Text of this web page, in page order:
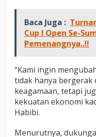
Baca Juga :
Cup I Open Se-
Pemenangnya..!!
“Kami ingin
tidak hanya bergerak
keagamaan, tetapi
kekuatan ekonomi
Habibi.
Menurutnya,